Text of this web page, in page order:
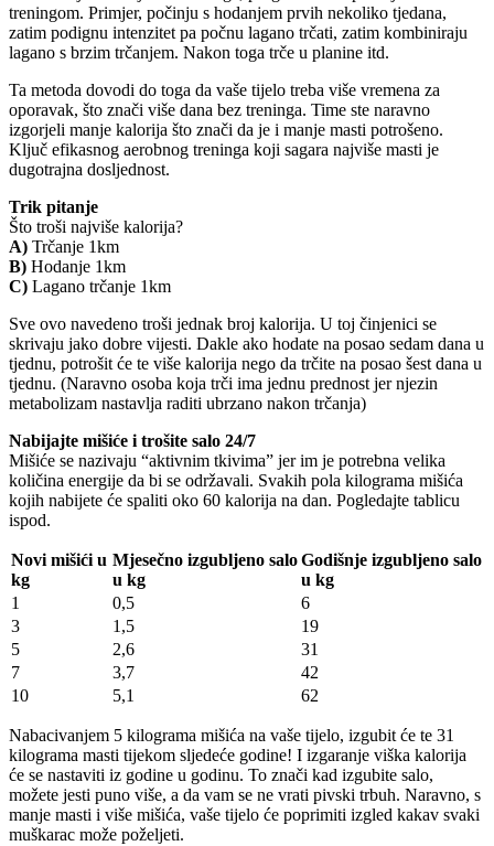
treningom. Primjer, počinju s hodanjem prvih nekoliko tjedana,
zatim podignu intenzitet pa počnu lagano trčati, zatim kombiniraju
lagano s brzim trčanjem. Nakon toga trče u planine itd.
Ta metoda dovodi do toga da vaše tijelo treba više vremena za
oporavak, što znači više dana bez treninga. Time ste naravno
izgorjeli manje kalorija što znači da je i manje masti potrošeno.
Ključ efikasnog aerobnog treninga koji sagara najviše masti je
dugotrajna dosljednost.
Trik pitanje
Što troši najviše kalorija?
A) Trčanje 1km
B) Hodanje 1km
C) Lagano trčanje 1km
Sve ovo navedeno troši jednak broj kalorija. U toj činjenici se
skrivaju jako dobre vijesti. Dakle ako hodate na posao sedam dana u
tjednu, potrošit će te više kalorija nego da trčite na posao šest dana u
tjednu. (Naravno osoba koja trči ima jednu prednost jer njezin
metabolizam nastavlja raditi ubrzano nakon trčanja)
Nabijajte mišiće i trošite salo 24/7
Mišiće se nazivaju “aktivnim tkivima” jer im je potrebna velika
količina energije da bi se održavali. Svakih pola kilograma mišića
kojih nabijete će spaliti oko 60 kalorija na dan. Pogledajte tablicu
ispod.
Novi mišići u
kg
Mjesečno izgubljeno salo
u kg
Godišnje izgubljeno salo
u kg
1
0,5
6
3
1,5
19
5
2,6
31
7
3,7
42
10
5,1 62
Nabacivanjem 5 kilograma mišića na vaše tijelo, izgubit će te 31
kilograma masti tijekom sljedeće godine! I izgaranje viška kalorija
će se nastaviti iz godine u godinu. To znači kad izgubite salo,
možete jesti puno više, a da vam se ne vrati pivski trbuh. Naravno, s
manje masti i više mišića, vaše tijelo će poprimiti izgled kakav svaki
muškarac može poželjeti.